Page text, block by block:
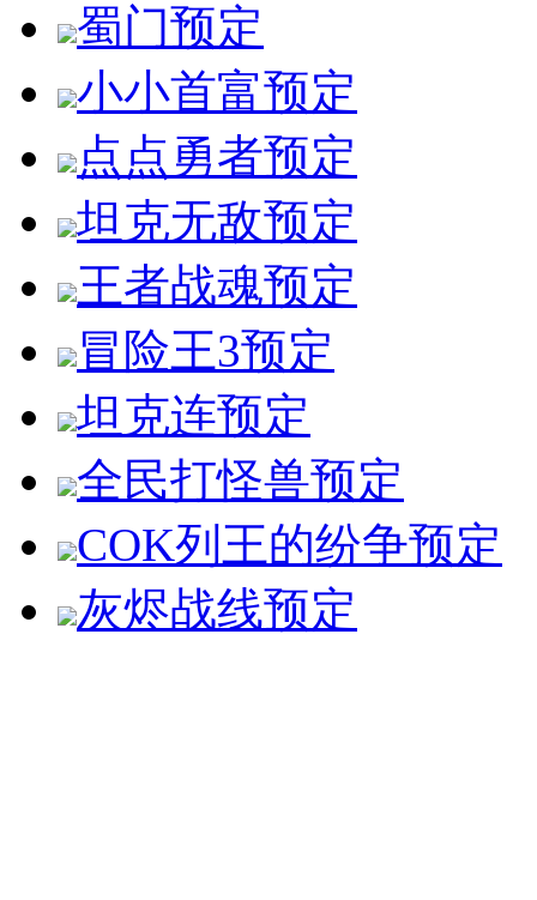
蜀门预定
小小首富预定
点点勇者预定
坦克无敌预定
王者战魂预定
冒险王3预定
坦克连预定
全民打怪兽预定
COK列王的纷争预定
灰烬战线预定